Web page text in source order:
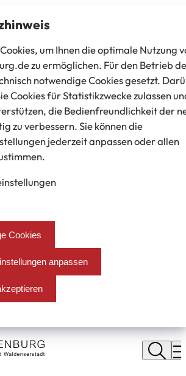
um Ihnen die optimale Nutzung
zu ermöglichen. Für den Betrieb
notwendige Cookies gesetzt.
Cookies für Statistikzwecke zulassen
die Bedienfreundlichkeit der
zu verbessern. Sie können die
jederzeit anpassen oder allen
Cookies
anpassen